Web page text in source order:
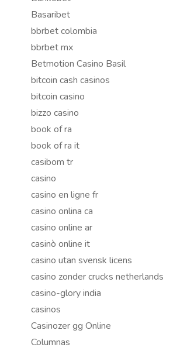
Basaribet
bbrbet colombia
bbrbet mx
Betmotion Casino Basil
bitcoin cash casinos
bitcoin casino
bizzo casino
book of ra
book of ra it
casibom tr
casino
casino en ligne fr
casino onlina ca
casino online ar
casinò online it
casino utan svensk licens
casino zonder crucks netherlands
casino-glory india
casinos
Casinozer gg Online
Columnas